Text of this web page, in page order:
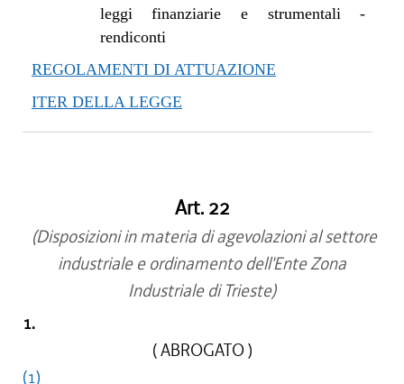
leggi finanziarie e strumentali -
rendiconti
REGOLAMENTI DI ATTUAZIONE
ITER DELLA LEGGE
Art. 22
(Disposizioni in materia di agevolazioni al settore
industriale e ordinamento dell'Ente Zona
Industriale di Trieste)
1.
( ABROGATO )
(1)